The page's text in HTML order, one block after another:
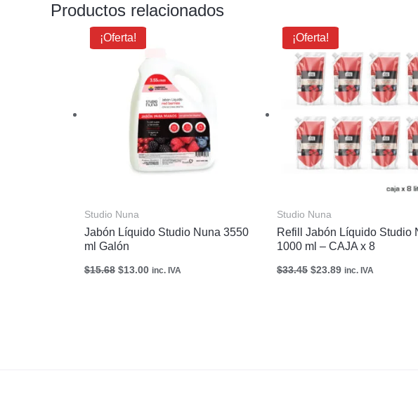
Productos relacionados
¡Oferta!
Studio Nuna
Jabón Líquido Studio Nuna 3550
ml Galón
$15.68
El
precio
original
$15.68.
$13.00
$13.00.
inc. IVA
¡Oferta!
Studio Nuna
Refill Jabón Líquido Studio
1000 ml – CAJA x 8
$33.45
El
precio
original
era:
$33.45.
$23.89
actual
es:
$23.89.
inc. IVA